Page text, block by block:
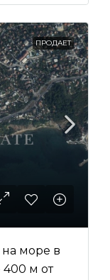
ПРОДАЕТ
море в
400 м от